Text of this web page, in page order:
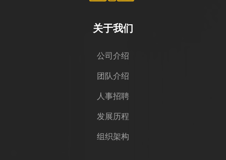
关于我们
公司介绍
团队介绍
人事招聘
发展历程
组织架构